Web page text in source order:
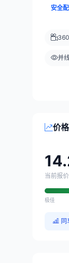
安全
并
价
当前报价
极佳
同